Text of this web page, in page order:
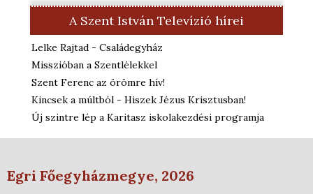
A Szent István Televízió hírei
Lelke Rajtad - Családegyház
Misszióban a Szentlélekkel
Szent Ferenc az örömre hív!
Kincsek a múltból - Hiszek Jézus Krisztusban!
Új szintre lép a Karitasz iskolakezdési programja
Egri Főegyházmegye, 2026